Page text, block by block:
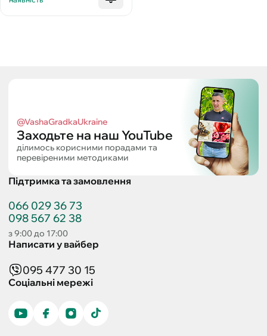
@VashaGradkaUkraine
Заходьте на наш YouTube
ділимось корисними порадами та
перевіреними методиками
Підтримка та замовлення
066 029 36 73
098 567 62 38
з 9:00 до 17:00
Написати у вайбер
095 477 30 15
Соціальні мережі